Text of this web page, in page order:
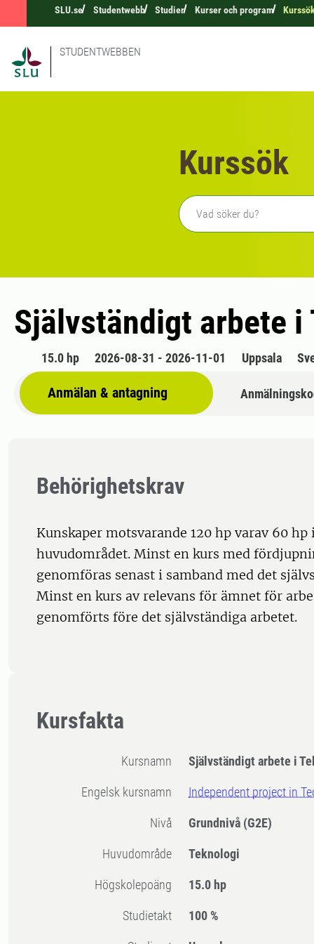
SLU.se Studentwebb Studier Kurser och program
STUDENTWEBBEN
Kurssök
Fritext sökning
Självständigt arbete i
15.0 hp 2026-08-31 - 2026-11-01 Uppsala
Anmälan & antagning
Behörighetskrav
Kunskaper motsvarande 120 hp varav 60 hp
huvudområdet. Minst en kurs med
genomföras senast i samband med det
Minst en kurs av relevans för ämnet för
genomförts före det självständiga arbetet.
Kursfakta
Kursnamn Självständigt arbete i
Engelsk kursnamn Independent project in
Nivå Grundnivå (G2E)
Huvudområde Teknologi
högskolepoäng 15.0 hp
Studietakt 100 %